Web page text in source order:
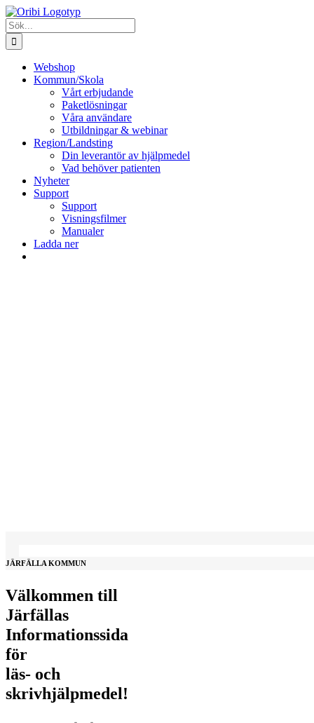
Fortsätt
till
innehållet
Sök
efter:
Webshop
Kommun/Skola
Vårt erbjudande
Paketlösningar
Våra användare
Utbildningar & webinar
Region/Landsting
Din leverantör av hjälpmedel
Vad behöver patienten
Nyheter
Support
Support
Visningsfilmer
Manualer
Ladda ner
JÄRFÄLLA KOMMUN
Välkommen till
Järfällas
Informationssida
för
läs- och
skrivhjälpmedel!